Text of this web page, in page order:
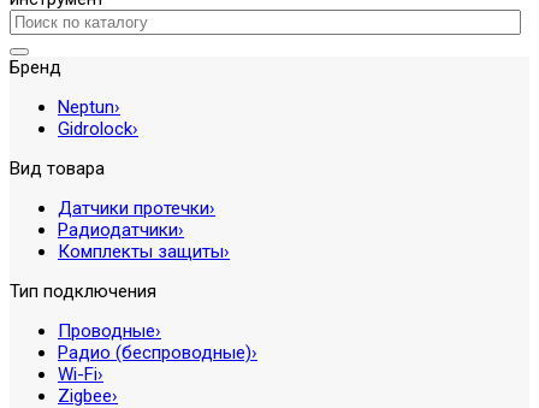
Бренд
Neptun›
Gidrolock›
Вид товара
Датчики протечки›
Радиодатчики›
Комплекты защиты›
Тип подключения
Проводные›
Радио (беспроводные)›
Wi-Fi›
Zigbee›